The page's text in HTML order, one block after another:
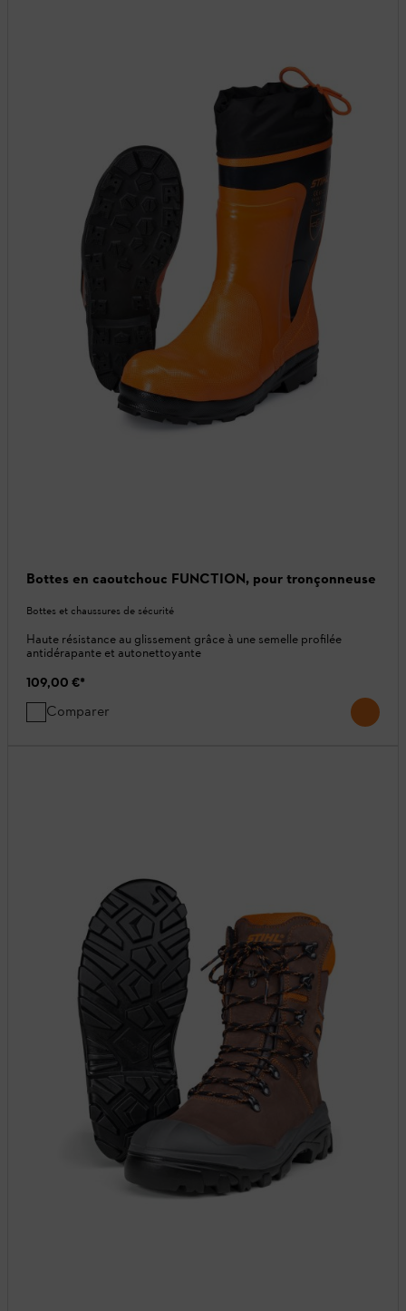
Bottes en caoutchouc FUNCTION, pour tronçonneuse
Bottes et chaussures de sécurité
Haute résistance au glissement grâce à une semelle profilée
antidérapante et autonettoyante
109,00 €*
Comparer